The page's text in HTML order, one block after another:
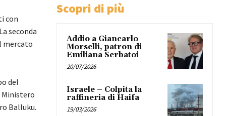
con
seconda
mercato
del
Ministero
Balluku.
Scopri di più
Addio a Giancarlo
Morselli, patron di
Emiliana Serbatoi
20/07/2026
Israele – Colpita la
raffineria di Haifa
19/03/2026